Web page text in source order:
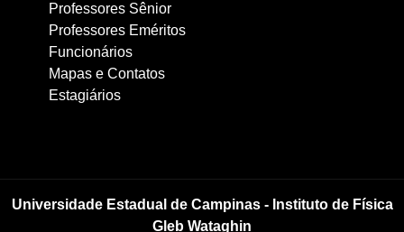
Professores Sênior
Professores Eméritos
Funcionários
Mapas e Contatos
Estagiários
Universidade Estadual de Campinas - Instituto de Física
Gleb Wataghin